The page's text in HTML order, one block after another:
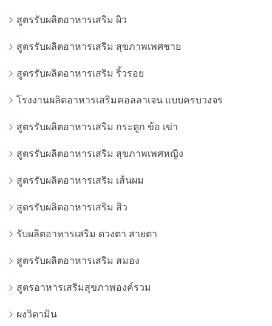
สูตรรับผลิตอาหารเสริม ผิว
สูตรรับผลิตอาหารเสริม สุขภาพเพศชาย
สูตรรับผลิตอาหารเสริม ริ้วรอย
โรงงานผลิตอาหารเสริมคอลลาเจน แบบครบวงจร
สูตรรับผลิตอาหารเสริม กระดูก ข้อ เข่า
สูตรรับผลิตอาหารเสริม สุขภาพเพศหญิง
สูตรรับผลิตอาหารเสริม เส้นผม
สูตรรับผลิตอาหารเสริม สิว
รับผลิตอาหารเสริม ดวงตา สายตา
สูตรรับผลิตอาหารเสริม สมอง
สูตรอาหารเสริมสุขภาพองค์รวม
ผงวิตามิน